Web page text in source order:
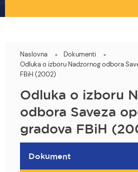
You
are
here
Naslovna
Dokumenti
Odluka o izboru Nadzornog odbora
FBiH (2002)
Odluka o izboru
odbora Saveza
gradova FBiH
Dokument